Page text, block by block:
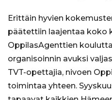
Erittäin hyvien
päätettiin laajentaa koko
OppilasAgenttien
organisoinnin avuksi
TVT-opettajia, nivoen
toimintaa yhteen.